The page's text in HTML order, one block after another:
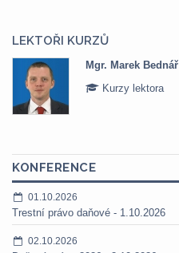
LEKTOŘI KURZŮ
Mgr. Marek Bednář
Kurzy lektora
KONFERENCE
01.10.2026
Trestní právo daňové - 1.10.2026
02.10.2026